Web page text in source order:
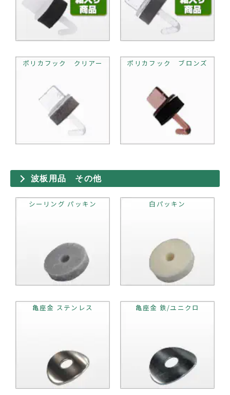
ポリカフック クリアー ポリカフック ブロンズ
波板用品 その他
シーリング パッキン 白パッキン
亀座金 ステンレス 亀座金 鉄/ユニクロ